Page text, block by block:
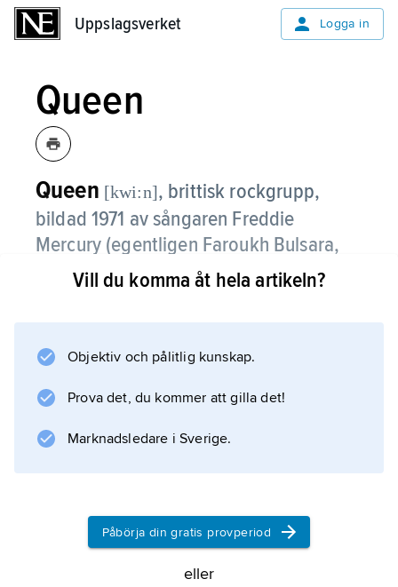
Uppslagsverket Logga in
Queen
Queen [kwi:n], brittisk rockgrupp,
bildad 1971 av sångaren Freddie
Mercury (egentligen Faroukh Bulsara,
1946–91 ), gitarristen Brian May (född
1949).
Redan skivdebuten
Queen
(1973) uppvisade en egen rockstil med
blev t.ex. minioperan ”Bohemian Rhapsody”
från LP:n
A Night at The Opera
Vill du komma åt hela artikeln?
Objektiv och pålitlig kunskap.
Prova det, du kommer att gilla det!
Marknadsledare i Sverige.
Påbörja din gratis provperiod
eller